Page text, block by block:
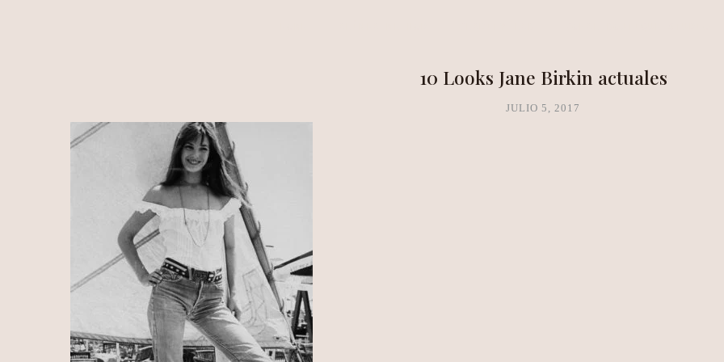
10 Looks Jane Birkin actuales
JULIO 5, 2017